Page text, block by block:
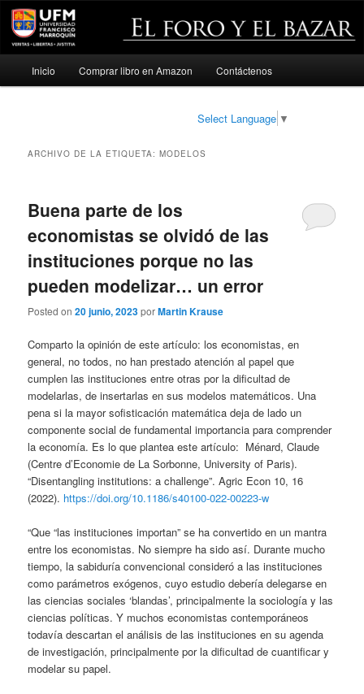
Ir
Ir
Inicio Comprar libro en Amazon Contáctenos
Select Language ▼
ARCHIVO DE LA ETIQUETA:MODELOS
Buena parte de los
economistas se olvidó de las
instituciones porque no las
pueden modelizar… un error
Posted on20 junio, 2023porMartin Krause
Comparto la opinión de este artículo: los economistas, en
general, no todos, no han prestado atención al papel que
cumplen las instituciones entre otras por la dificultad de
modelarlas, de insertarlas en sus modelos matemáticos. Una
pena si la mayor sofisticación matemática deja de lado un
componente social de fundamental importancia para comprender
la economía. Es lo que plantea este artículo: Ménard, Claude
(Centre d’Economie de La Sorbonne, University of Paris).
“Disentangling institutions: a challenge”. Agric Econ 10, 16
(2022). https://doi.org/10.1186/s40100-022-00223-w
“Que “las instituciones importan” se ha convertido en un mantra
entre los economistas. No siempre ha sido así. Durante mucho
tiempo, la sabiduría convencional consideró a las instituciones
como parámetros exógenos, cuyo estudio debería delegarse en
las ciencias sociales ‘blandas’, principalmente la sociología y las
ciencias políticas. Y muchos economistas contemporáneos
todavía descartan el análisis de las instituciones en su agenda
de investigación, principalmente por la dificultad de cuantificar y
modelar su papel.